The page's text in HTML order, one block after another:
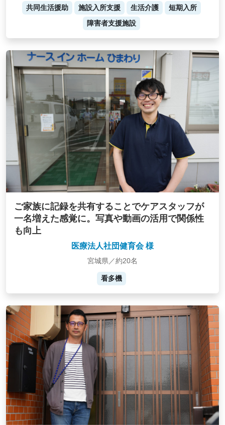
共同生活援助 施設入所支援 生活介護
短期入所
障害者支援施設
ご家族に記録を共有することでケアスタッフが
一名増えた感覚に。写真や動画の活用で関係性
も向上
医療法人社団健育会 様
宮城県／約20名
看多機